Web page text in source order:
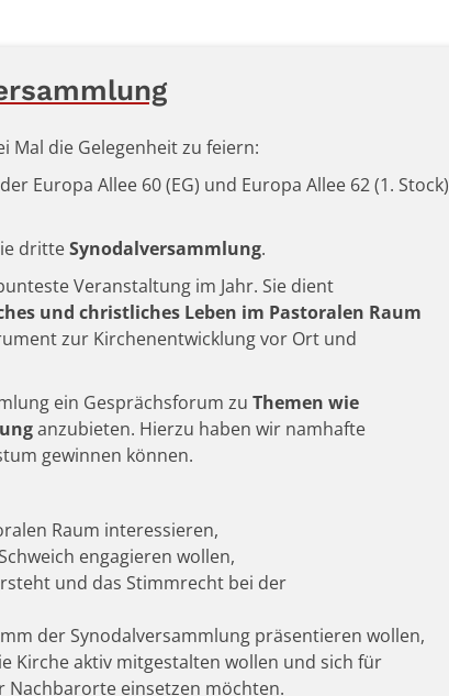
Mal die Gelegenheit zu feiern:
Europa Allee 60 (EG) und Europa Allee 62 (1. Stock)
dritteSynodalversammlung.
Veranstaltung im Jahr. Sie dient
und christliches Leben im Pastoralen Raum
zur Kirchenentwicklung vor Ort und
ein Gesprächsforum zu Themen wie
anzubieten. Hierzu haben wir namhafte
gewinnen können.
Raum interessieren,
engagieren wollen,
und das Stimmrecht bei der
der Synodalversammlung präsentieren wollen,
Kirche aktiv mitgestalten wollen und sich für
Nachbarorte einsetzen möchten.